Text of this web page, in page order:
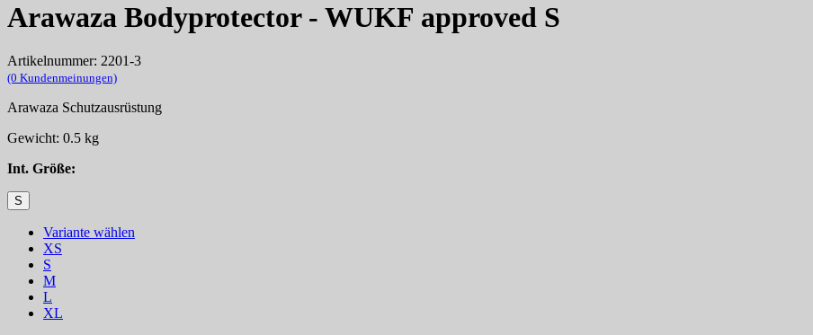
Arawaza Bodyprotector - WUKF approved S
Artikelnummer: 2201-3
(0 Kundenmeinungen)
Arawaza Schutzausrüstung
Gewicht: 0.5 kg
Int. Größe:
S
Variante wählen
XS
S
M
L
XL